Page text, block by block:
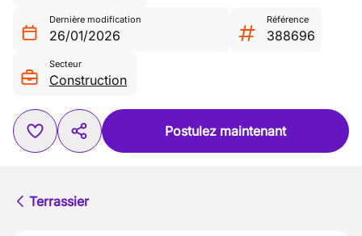
Dernière modification
26/01/2026
Référence
388696
Secteur
Construction
Postulez maintenant
Terrassier